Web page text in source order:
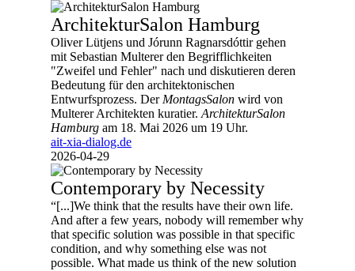
ArchitekturSalon Hamburg
Oliver Lütjens und Jórunn Ragnarsdóttir gehen
mit Sebastian Multerer den Begrifflichkeiten
"Zweifel und Fehler" nach und diskutieren deren
Bedeutung für den architektonischen
Entwurfsprozess. Der MontagsSalon wird von
Multerer Architekten kuratier. ArchitekturSalon
Hamburg am 18. Mai 2026 um 19 Uhr.
ait-xia-dialog.de
2026-04-29
Contemporary by Necessity
“[...]We think that the results have their own life.
And after a few years, nobody will remember why
that specific solution was possible in that specific
condition, and why something else was not
possible. What made us think of the new solution